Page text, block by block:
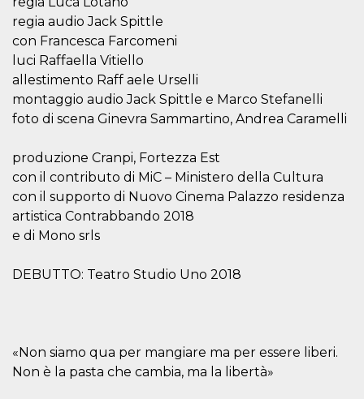
regia audio Jack Spittle
con Francesca Farcomeni
luci Raffaella Vitiello
allestimento Raff aele Urselli
montaggio audio Jack Spittle e Marco Stefanelli
foto di scena Ginevra Sammartino, Andrea Caramelli
produzione Cranpi, Fortezza Est
con il contributo di MiC – Ministero della Cultura
con il supporto di Nuovo Cinema Palazzo residenza
artistica Contrabbando 2018
e di Mono srls
DEBUTTO: Teatro Studio Uno 2018
«Non siamo qua per mangiare ma per essere liberi.
Non è la pasta che cambia, ma la libertà»
wordpress_test_cookie
Automattic
Inc.
.oooh.events
Sessione
Cookie di
Wordpress,
verifica che il
browser accetti i
PHPSESSID
PHP.net
oooh.events
generato da
applicazioni
basate sul
modo in cui
viene utilizzato